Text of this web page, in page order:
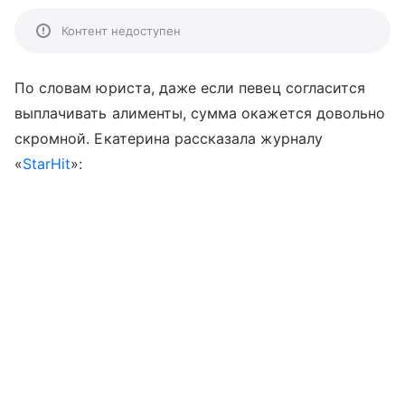
Контент недоступен
По словам юриста, даже если певец согласится
выплачивать алименты, сумма окажется довольно
скромной. Екатерина рассказала журналу
«StarHit»: